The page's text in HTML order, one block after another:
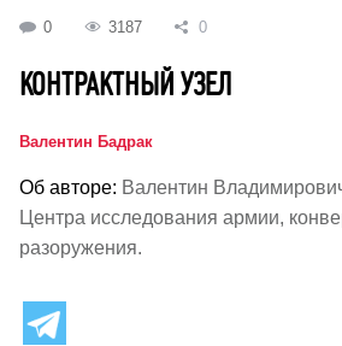
0 3187 0
КОНТРАКТНЫЙ УЗЕЛ
Валентин Бадрак
Об авторе: Валентин
Центра исследования армии,
разоружения.